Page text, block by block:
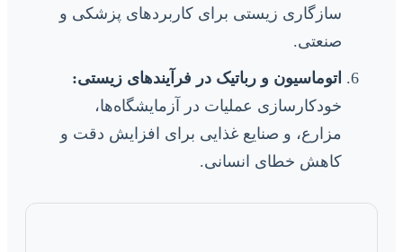
سازگاری زیستی برای کاربردهای پزشکی و
صنعتی.
اتوماسیون و رباتیک در فرآیندهای زیستی:
خودکارسازی عملیات در آزمایشگاه‌ها،
مزارع، و صنایع غذایی برای افزایش دقت و
کاهش خطای انسانی.